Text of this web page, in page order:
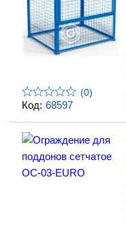
Код: 68597
(0)